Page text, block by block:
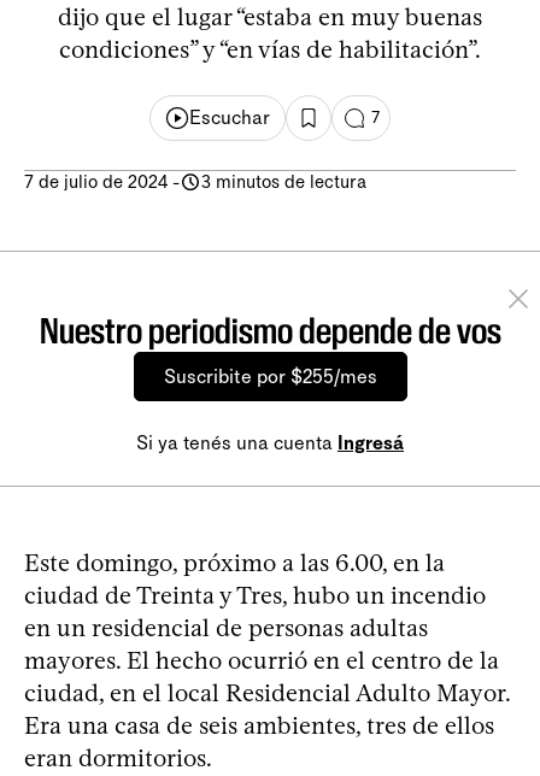
dijo que el lugar “estaba en muy buenas
condiciones” y “en vías de habilitación”.
Escuchar 7
7 de julio de 2024 - 3 minutos de lectura
Nuestro periodismo depende de vos
Suscribite por $255/mes
Si ya tenés una cuenta Ingresá
Este domingo, próximo a las 6.00, en la
ciudad de Treinta y Tres, hubo un incendio
en un residencial de personas adultas
mayores. El hecho ocurrió en el centro de la
ciudad, en el local Residencial Adulto Mayor.
Era una casa de seis ambientes, tres de ellos
eran dormitorios.